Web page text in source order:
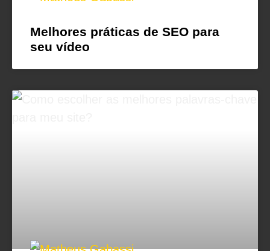
Melhores práticas de SEO para
seu vídeo